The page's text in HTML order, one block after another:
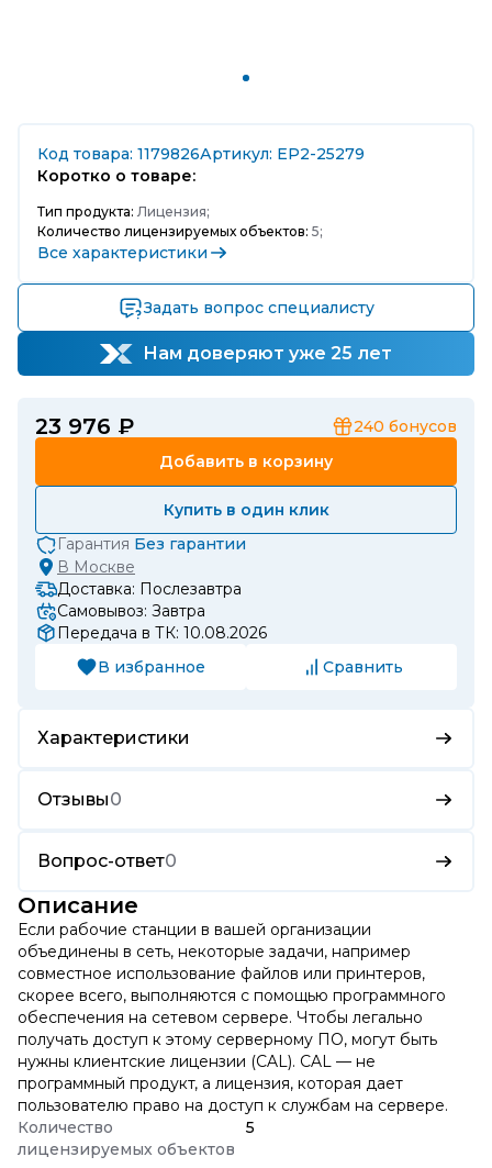
Код товара: 1179826Артикул: EP2-25279
Коротко о товаре:
Тип продукта: Лицензия;
Количество лицензируемых объектов: 5;
Все характеристики
Задать вопрос специалисту
Нам доверяют уже 25 лет
23 976 ₽ 240 бонусов
Добавить в корзину
Купить в один клик
Гарантия Без гарантии
В Москве
Доставка: Послезавтра
Самовывоз: Завтра
Передача в ТК: 10.08.2026
В избранное
Сравнить
Характеристики
Отзывы0
Вопрос-ответ0
Описание
Если рабочие станции в вашей организации
объединены в сеть, некоторые задачи, например
совместное использование файлов или принтеров,
скорее всего, выполняются с помощью программного
обеспечения на сетевом сервере. Чтобы легально
получать доступ к этому серверному ПО, могут быть
нужны клиентские лицензии (CAL). CAL — не
программный продукт, а лицензия, которая дает
пользователю право на доступ к службам на сервере.
Количество
лицензируемых объектов
5